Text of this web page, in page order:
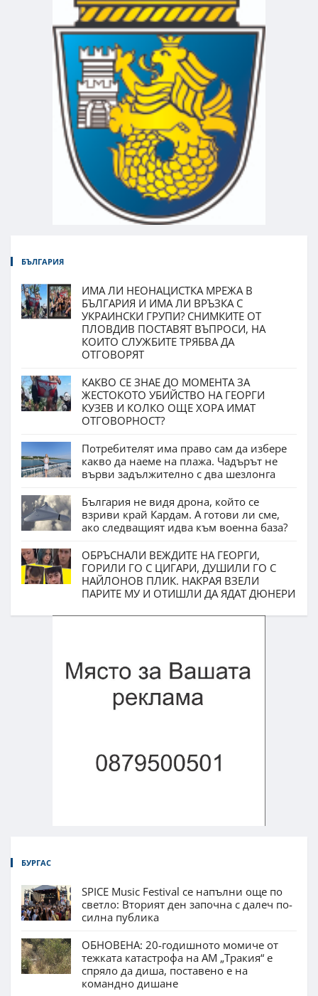
БЪЛГАРИЯ
ИМА ЛИ НЕОНАЦИСТКА МРЕЖА В
БЪЛГАРИЯ И ИМА ЛИ ВРЪЗКА С
УКРАИНСКИ ГРУПИ? СНИМКИТЕ ОТ
ПЛОВДИВ ПОСТАВЯТ ВЪПРОСИ, НА
КОИТО СЛУЖБИТЕ ТРЯБВА ДА
ОТГОВОРЯТ
КАКВО СЕ ЗНАЕ ДО МОМЕНТА ЗА
ЖЕСТОКОТО УБИЙСТВО НА ГЕОРГИ
КУЗЕВ И КОЛКО ОЩЕ ХОРА ИМАТ
ОТГОВОРНОСТ?
Потребителят има право сам да избере
какво да наеме на плажа. Чадърът не
върви задължително с два шезлонга
България не видя дрона, който се
взриви край Кардам. А готови ли сме,
ако следващият идва към военна база?
ОБРЪСНАЛИ ВЕЖДИТЕ НА ГЕОРГИ,
ГОРИЛИ ГО С ЦИГАРИ, ДУШИЛИ ГО С
НАЙЛОНОВ ПЛИК. НАКРАЯ ВЗЕЛИ
ПАРИТЕ МУ И ОТИШЛИ ДА ЯДАТ ДЮНЕРИ
БУРГАС
SPICE Music Festival се напълни още по
светло: Вторият ден започна с далеч по-
силна публика
ОБНОВЕНА: 20-годишното момиче от
тежката катастрофа на АМ „Тракия“ е
спряло да диша, поставено е на
командно дишане